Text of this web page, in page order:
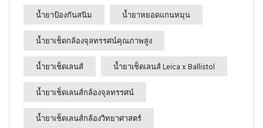
น้ำยาป้องกันสนิม น้ำยาหยอดแกนหมุน
น้ำยาเช็ดกล้องจุลทรรศน์คุณภาพสูง
น้ำยาเช็ดเลนส์ น้ำยาเช็ดเลนส์ Leica x Ballistol
น้ำยาเช็ดเลนส์กล้องจุลทรรศน์
น้ำยาเช็ดเลนส์กล้องวิทยาศาสตร์